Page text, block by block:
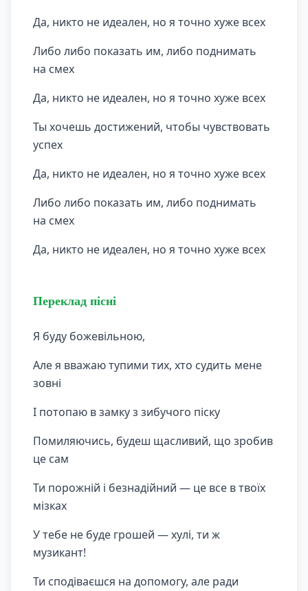
Да, никто не идеален, но я точно хуже всех
Либо либо показать им, либо поднимать
на смех
Да, никто не идеален, но я точно хуже всех
Ты хочешь достижений, чтобы чувствовать
успех
Да, никто не идеален, но я точно хуже всех
Либо либо показать им, либо поднимать
на смех
Да, никто не идеален, но я точно хуже всех
Переклад пісні
Я буду божевільною,
Але я вважаю тупими тих, хто судить мене
зовні
І потопаю в замку з зибучого піску
Помиляючись, будеш щасливий, що зробив
це сам
Ти порожній і безнадійний — це все в твоїх
мізках
У тебе не буде грошей — хулі, ти ж
музикант!
Ти сподіваєшся на допомогу, але ради